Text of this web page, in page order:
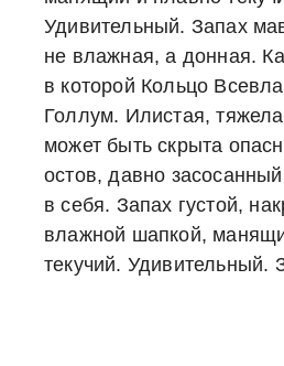
Удивительный. Запах
не влажная, а донная.
в которой Кольцо
Голлум. Илистая,
может быть скрыта
остов, давно
в себя. Запах густой,
влажной шапкой,
текучий. Удивительный.